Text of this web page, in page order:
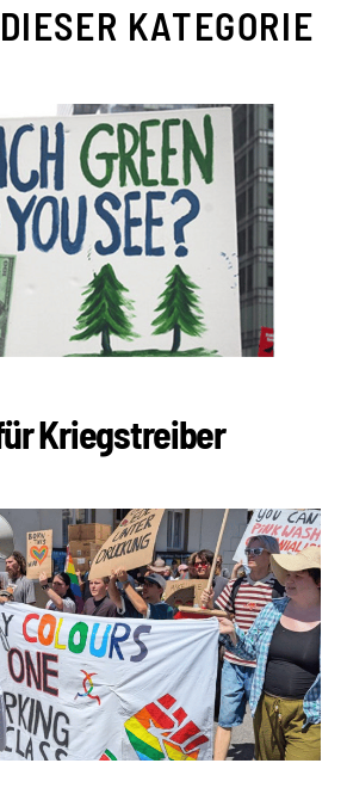
KATEGORIE
Kriegstreiber